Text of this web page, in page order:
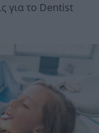
για το Dentist